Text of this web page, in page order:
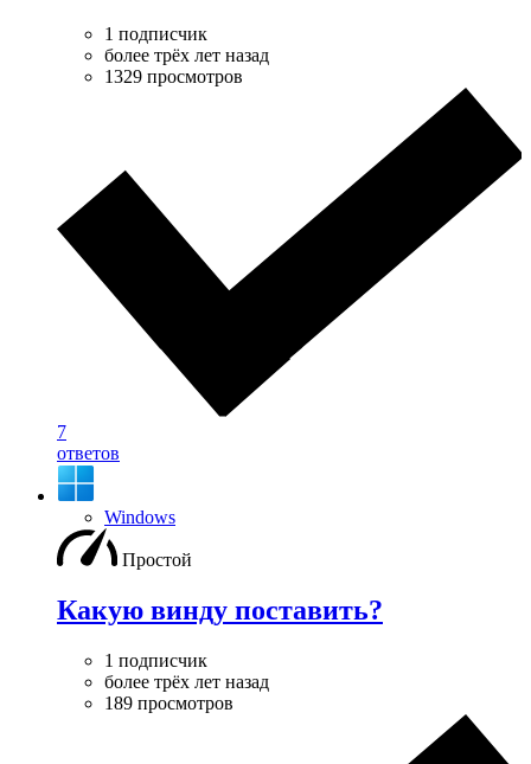
1 подписчик
более трёх лет назад
1329 просмотров
7
ответов
Windows
Простой
Какую винду поставить?
1 подписчик
более трёх лет назад
189 просмотров